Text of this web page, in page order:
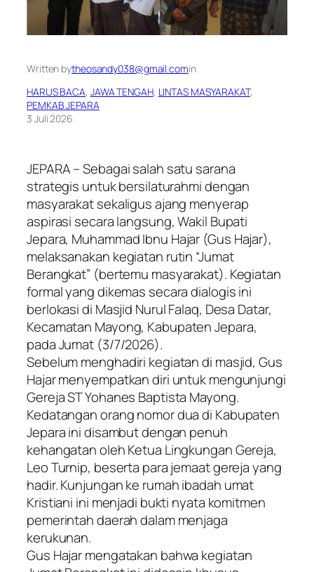
Written bytheosandy038@gmail.comin
HARUS BACA, JAWA TENGAH, LINTAS MASYARAKAT
PEMKAB JEPARA
3 Juli 2026
JEPARA – Sebagai salah satu sarana
strategis untuk bersilaturahmi dengan
masyarakat sekaligus ajang menyerap
aspirasi secara langsung, Wakil Bupati
Jepara, Muhammad Ibnu Hajar (Gus Hajar),
melaksanakan kegiatan rutin “Jumat
Berangkat” (bertemu masyarakat). Kegiatan
formal yang dikemas secara dialogis ini
berlokasi di Masjid Nurul Falaq, Desa Datar,
Kecamatan Mayong, Kabupaten Jepara,
pada Jumat (3/7/2026).
​Sebelum menghadiri kegiatan di masjid, Gus
Hajar menyempatkan diri untuk mengunjungi
Gereja ST Yohanes Baptista Mayong.
Kedatangan orang nomor dua di Kabupaten
Jepara ini disambut dengan penuh
kehangatan oleh Ketua Lingkungan Gereja,
Leo Turnip, beserta para jemaat gereja yang
hadir. Kunjungan ke rumah ibadah umat
Kristiani ini menjadi bukti nyata komitmen
pemerintah daerah dalam menjaga
kerukunan.
​Gus Hajar mengatakan bahwa kegiatan